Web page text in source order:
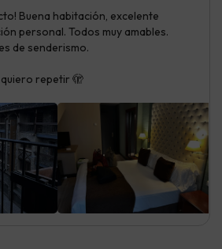
Buena habitación, excelente
personal. Todos muy amables.
de senderismo.
quiero repetir 🫣